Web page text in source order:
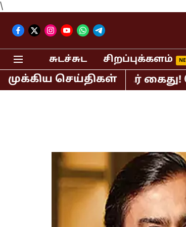
\
சுடச்சுட சிறப்புக்களம்
முக்கிய செய்திகள்
பி.ஆர்.சுந்தர் கைது! பெண்